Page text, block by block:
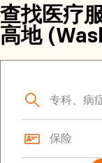
查找医疗
高地